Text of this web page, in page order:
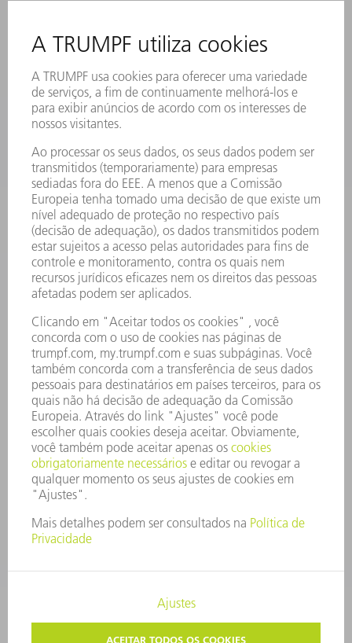
ASSINATURA DA NEWSLETTER
MYTRUMPF
FICHAS DE DADOS DE SEGURANÇA
PRODUTOS
MÁQUINAS & SISTEMAS
LASER
FERRAMENTAS ELÉTRICAS
SMART FACTORY
SOFTWARE
SERVIÇOS
APLICAÇÕES
SETORES
EMPRESA
CARREIRA
OFERTAS DE EMPREGO
PERFIL DA EMPRESA
RELATÓRIO FINANCEIRO ANUAL
PRINCÍPIOS EMPRESARIAIS
COMPLIANCE
SISTEMA DE DENÚNCIAS
SEGURANÇA
COMUNICADOS À IMPRENSA
REVISTAS
SUSTENTABILIDADE
MEIO AMBIENTE E CLIMA
SOCIAL E CORPORATIVO
ADMINISTRAÇÃO EMPRESARIAL
PROTEÇÃO DE DADOS
COPYRIGHT E MARCA REGISTRADA
CONFIGURAÇÕES DE PRIVACIDADE